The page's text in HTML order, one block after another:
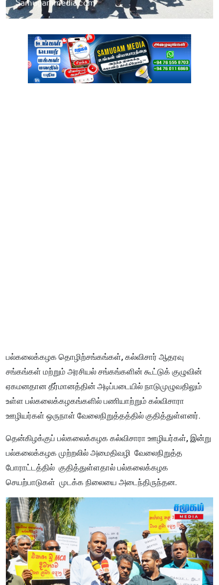
பல்கலைக்கழக தொழிற்சங்கங்கள், கல்விசார் ஆதரவு
சங்கங்கள் மற்றும் அரசியல் சங்கங்களின் கூட்டுக் குழுவின்
ஏகமனதான தீர்மானத்தின் அடிப்படையில் நாடுமுழுவதிலும்
உள்ள பல்கலைக்கழகங்களில் பணியாற்றும் கல்விசாரா
ஊழியர்கள் ஒருநாள் வேலைநிறுத்தத்தில் குதித்துள்ளனர்.
தென்கிழக்குப் பல்கலைக்கழக கல்விசாரா ஊழியர்கள், இன்று
பல்கலைக்கழக முற்றலில் அமைதிவழி வேலைநிறுத்த
போராட்டத்தில் குதித்துள்ளதால் பல்கலைக்கழக
செயற்பாடுகள் முடக்க நிலையை அடைந்திருந்தன.